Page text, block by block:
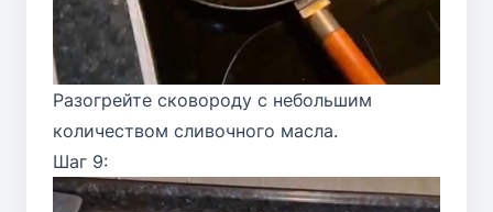
Разогрейте сковороду с небольшим
количеством сливочного масла.
Шаг 9: